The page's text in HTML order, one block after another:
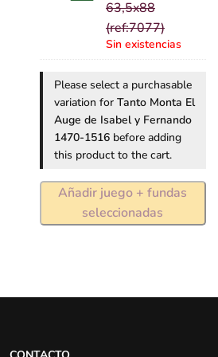
Mayday
63,5x88
(ref:7077)
63,5x88
(ref:7077)
Sin existencias
Please select a purchasable
variation for Tanto Monta El
Auge de Isabel y Fernando
1470-1516before adding
this product to the cart.
Añadir juego + fundas
seleccionadas